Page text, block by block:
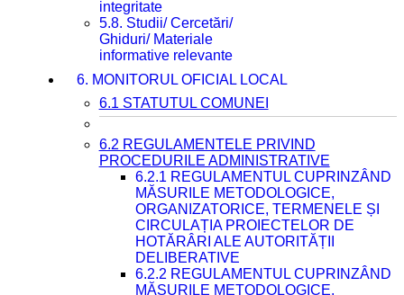
integritate
5.8. Studii/ Cercetări/
Ghiduri/ Materiale
informative relevante
6. MONITORUL OFICIAL LOCAL
6.1 STATUTUL COMUNEI
6.2 REGULAMENTELE PRIVIND
PROCEDURILE ADMINISTRATIVE
6.2.1 REGULAMENTUL CUPRINZÂND
MĂSURILE METODOLOGICE,
ORGANIZATORICE, TERMENELE ȘI
CIRCULAȚIA PROIECTELOR DE
HOTĂRÂRI ALE AUTORITĂȚII
DELIBERATIVE
6.2.2 REGULAMENTUL CUPRINZÂND
MĂSURILE METODOLOGICE,